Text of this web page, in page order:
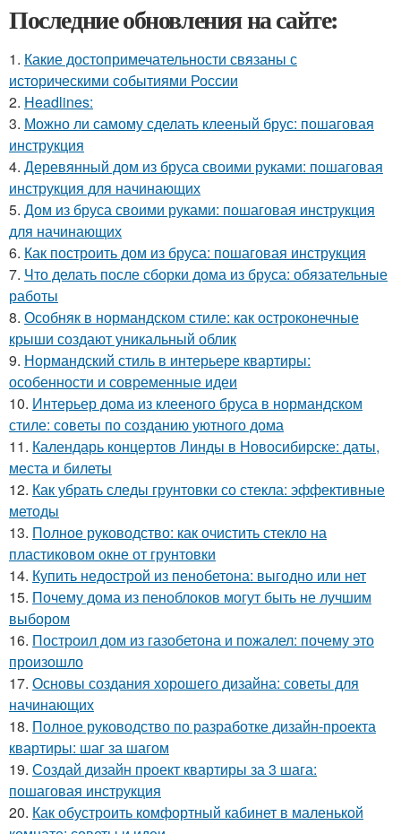
Последние обновления на сайте:
1. Какие достопримечательности связаны с
историческими событиями России
2. Headlines:
3. Можно ли самому сделать клееный брус: пошаговая
инструкция
4. Деревянный дом из бруса своими руками: пошаговая
инструкция для начинающих
5. Дом из бруса своими руками: пошаговая инструкция
для начинающих
6. Как построить дом из бруса: пошаговая инструкция
7. Что делать после сборки дома из бруса: обязательные
работы
8. Особняк в нормандском стиле: как остроконечные
крыши создают уникальный облик
9. Нормандский стиль в интерьере квартиры:
особенности и современные идеи
10. Интерьер дома из клееного бруса в нормандском
стиле: советы по созданию уютного дома
11. Календарь концертов Линды в Новосибирске: даты,
места и билеты
12. Как убрать следы грунтовки со стекла: эффективные
методы
13. Полное руководство: как очистить стекло на
пластиковом окне от грунтовки
14. Купить недострой из пенобетона: выгодно или нет
15. Почему дома из пеноблоков могут быть не лучшим
выбором
16. Построил дом из газобетона и пожалел: почему это
произошло
17. Основы создания хорошего дизайна: советы для
начинающих
18. Полное руководство по разработке дизайн-проекта
квартиры: шаг за шагом
19. Создай дизайн проект квартиры за 3 шага:
пошаговая инструкция
20. Как обустроить комфортный кабинет в маленькой